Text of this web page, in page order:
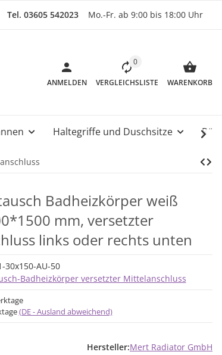
Tel. 03605 542023 Mo.-Fr. ab 9:00 bis 18:00 Uhr
ANMELDEN
0
VERGLEICHSLISTE WARENKORB
Haltegriffe und Duschsitze
Badheizkörper weiß
mm, versetzter
links oder rechts unten
30x150-AU-50
Badheizkörper versetzter Mittelanschluss
(DE - Ausland abweichend)
Hersteller:Mert Radiator GmbH